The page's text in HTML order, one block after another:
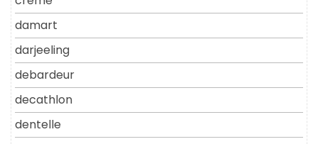
damart
darjeeling
debardeur
decathlon
dentelle